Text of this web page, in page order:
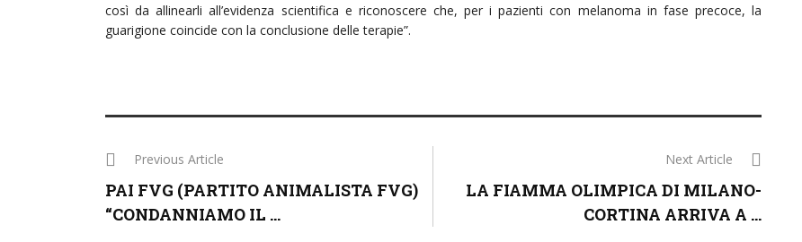
così da allinearli all’evidenza scientifica e riconoscere che, per i pazienti con melanoma in fase precoce, la
guarigione coincide con la conclusione delle terapie”.
Previous Article
PAI FVG (PARTITO ANIMALISTA FVG)
“CONDANNIAMO IL ...
Next Article
LA FIAMMA OLIMPICA DI MILANO-
CORTINA ARRIVA A ...